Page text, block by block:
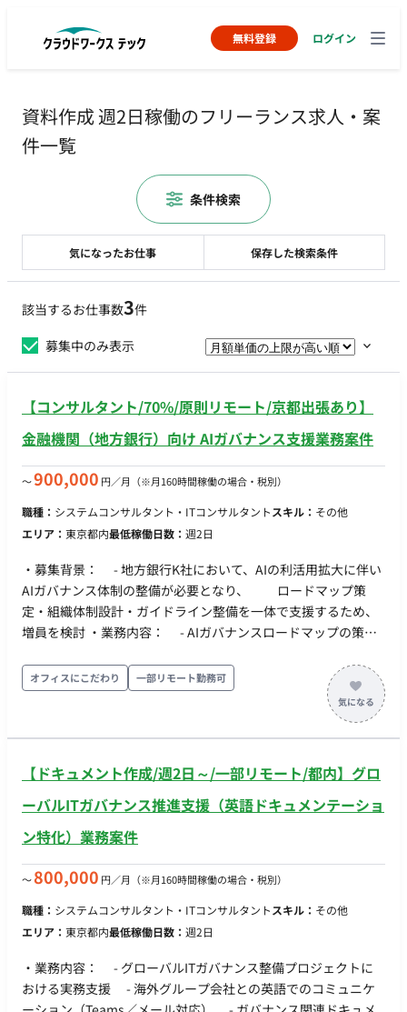
無料登録 ログイン
資料作成 週2日稼働のフリーランス求人・案
件一覧
該当するお仕事数3件
募集中のみ表示
【コンサルタント/70%/原則リモート/京都出張あり】
金融機関（地方銀行）向け AIガバナンス支援業務案件
〜900,000 円／月 （※月160時間稼働の場合・税別）
職種： システムコンサルタント・ITコンサルタントスキル： その他
エリア： 東京都内最低稼働日数： 週2日
・募集背景： - 地方銀行K社において、AIの利活用拡大に伴い
AIガバナンス体制の整備が必要となり、 ロードマップ策
定・組織体制設計・ガイドライン整備を一体で支援するため、
増員を検討 ・業務内容： - AIガバナンスロードマップの策定
- AIガイドライン文書の作成支援 （AI事業者ガイドライ
ン、NIST AI RMF、ISO/IEC 42001、FDUA金融生成AIガイドライ
ン等を参照基準とした 評価観点の整理・文書化） - 成果
物の取りまとめ・報告資料作成、顧客へのフィードバック・論
ば尚可） ・稼働時間：0.7人月程度 ・稼働期間：2026年8月～9
月末（以降の延長可能性あり） ・募集人数：1人
オフィスにこだわり 一部リモート勤務可
【ドキュメント作成/週2日～/一部リモート/都内】グロ
ーバルITガバナンス推進支援（英語ドキュメンテーショ
ン特化）業務案件
〜800,000 円／月 （※月160時間稼働の場合・税別）
職種： システムコンサルタント・ITコンサルタントスキル： その他
エリア： 東京都内最低稼働日数： 週2日
・業務内容： - グローバルITガバナンス整備プロジェクトに
おける実務支援 - 海外グループ会社との英語でのコミュニケ
気になったお仕事 保存した検索条件
条件検索